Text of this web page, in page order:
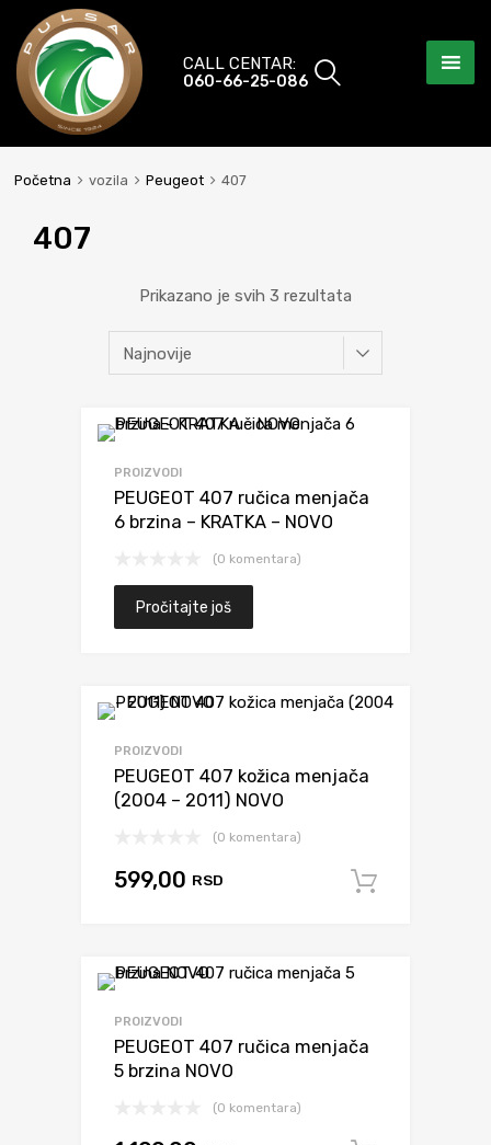
CALL CENTAR:
060-66-25-086
Početna vozila Peugeot 407
407
Prikazano je svih 3 rezultata
PROIZVODI
PEUGEOT 407 ručica menjača
6 brzina – KRATKA – NOVO
(0 komentara)
Pročitajte još
PROIZVODI
PEUGEOT 407 kožica menjača
(2004 – 2011) NOVO
(0 komentara)
599,00 RSD
PROIZVODI
PEUGEOT 407 ručica menjača
5 brzina NOVO
(0 komentara)